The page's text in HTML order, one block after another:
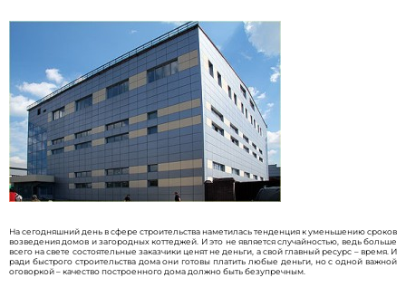
На сегодняшний день в сфере строительства наметилась тенденция к уменьшению сроков
возведения домов и загородных коттеджей. И это не является случайностью, ведь больше
всего на свете состоятельные заказчики ценят не деньги, а свой главный ресурс – время. И
ради быстрого строительства дома они готовы платить любые деньги, но с одной важной
оговоркой – качество построенного дома должно быть безупречным.